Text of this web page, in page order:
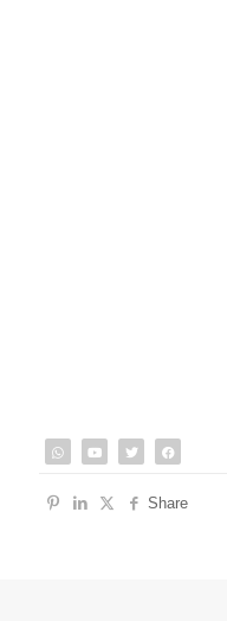
Share